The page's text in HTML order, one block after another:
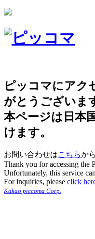
ピッコマにアク
がとうございま
本ページは日本
けます。
お問い合わせはこちらか
Thank you for accessing the
Unfortunately, this service
For inquiries, please click
Kakao piccoma Corp.